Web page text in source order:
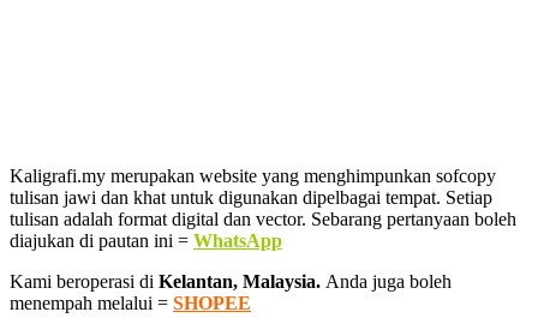
Kaligrafi.my merupakan website yang menghimpunkan sofcopy
tulisan jawi dan khat untuk digunakan dipelbagai tempat. Setiap
tulisan adalah format digital dan vector. Sebarang pertanyaan boleh
diajukan di pautan ini = WhatsApp
Kami beroperasi di Kelantan, Malaysia. Anda juga boleh
menempah melalui = SHOPEE